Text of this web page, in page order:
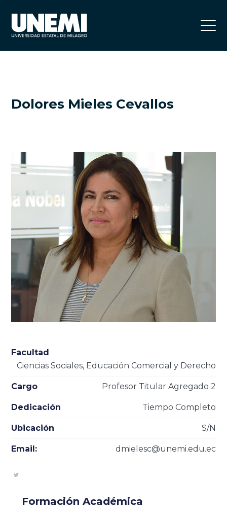
Dolores Mieles Cevallos
Facultad
Ciencias Sociales, Educación Comercial y Derecho
Cargo Profesor Titular Agregado 2
Dedicación Tiempo Completo
Ubicación S/N
Email: dmielesc@unemi.edu.ec
Formación Académica